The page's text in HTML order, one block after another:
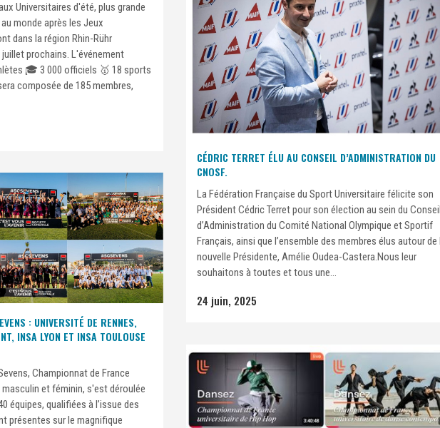
Universitaires d'été, plus grande
monde après les Jeux
dans la région Rhin-Rühr
prochains. L'événement
🎓 3 000 officiels 🥇 18 sports
composée de 185 membres,
CÉDRIC TERRET ÉLU AU CONSEIL D’ADMINISTRATION DU
CNOSF.
La Fédération Française du Sport Universitaire félicite son
Président Cédric Terret pour son élection au sein du
d’Administration du Comité National Olympique et Sportif
Français, ainsi que l’ensemble des membres élus autour de
nouvelle Présidente, Amélie Oudea-Castera.Nous leur
souhaitons à toutes et tous une...
24 juin, 2025
: UNIVERSITÉ DE RENNES,
INSA LYON ET INSA TOULOUSE
Championnat de France
masculin et féminin, s'est déroulée
équipes, qualifiées à l’issue des
présentes sur le magnifique